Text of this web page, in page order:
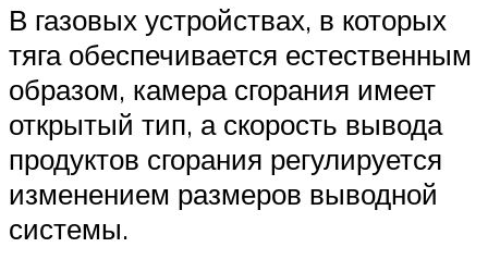
В газовых устройствах, в которых
тяга обеспечивается естественным
образом, камера сгорания имеет
открытый тип, а скорость вывода
продуктов сгорания регулируется
изменением размеров выводной
системы.